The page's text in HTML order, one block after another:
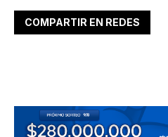
COMPARTIR EN REDES